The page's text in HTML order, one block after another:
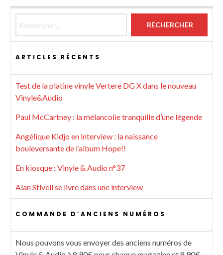
ARTICLES RÉCENTS
Test de la platine vinyle Vertere DG X dans le nouveau
Vinyle&Audio
Paul McCartney : la mélancolie tranquille d’une légende
Angélique Kidjo en interview : la naissance
bouleversante de l’album Hope!!
En kiosque : Vinyle & Audio n°37
Alan Stivell se livre dans une interview
COMMANDE D’ANCIENS NUMÉROS
Nous pouvons vous envoyer des anciens numéros de